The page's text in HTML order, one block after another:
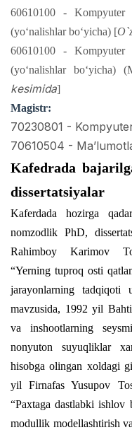
60610100 - Kompyuter
(yo‘nalishlar bo‘yicha) [
60610100 - Kompyuter
(yo‘nalishlar bo‘yicha)
kesimida]
Magistr:
70230801 -
70610504 -
Kafedrada
dissertatsiyalar
Kaferdada hozirga
nomzodlik PhD,
Rahimboy Karimov
“Yerning tuproq osti
jarayonlarning tadqiqoti
mavzusida, 1992 yil
va inshootlarning
nonyuton suyuqliklar
hisobga olingan xoldagi
yil Firnafas Yusupov
“Paxtaga dastlabki
modullik modellashtirish